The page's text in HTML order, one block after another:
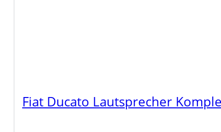
Fiat Ducato Lautsprecher